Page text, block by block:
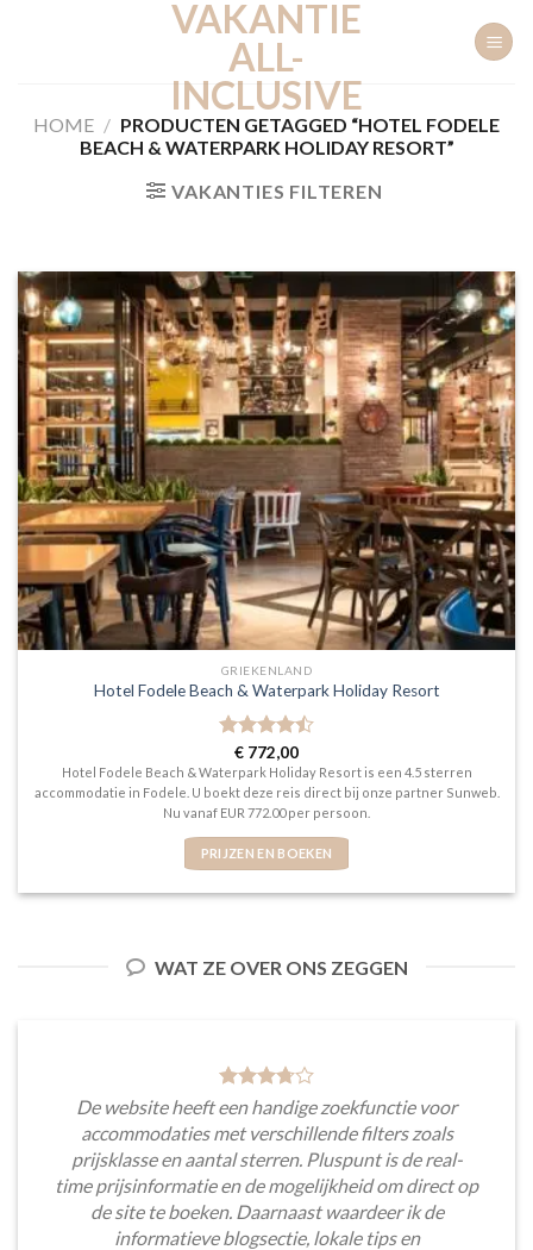
VAKANTIE
ALL-
INCLUSIVE
HOME / PRODUCTEN GETAGGED “HOTEL FODELE
BEACH & WATERPARK HOLIDAY RESORT”
VAKANTIES FILTEREN
GRIEKENLAND
Hotel Fodele Beach & Waterpark Holiday Resort
Gewaardeerd
4.5uit 5
€ 772,00
Hotel Fodele Beach & Waterpark Holiday Resort is een 4.5 sterren
accommodatie in Fodele. U boekt deze reis direct bij onze partner Sunweb.
Nu vanaf EUR 772.00 per persoon.
PRIJZEN EN BOEKEN
WAT ZE OVER ONS ZEGGEN
De website heeft een handige zoekfunctie voor
accommodaties met verschillende filters zoals
prijsklasse en aantal sterren. Pluspunt is de real-
time prijsinformatie en de mogelijkheid om direct op
de site te boeken. Daarnaast waardeer ik de
informatieve blogsectie, lokale tips en